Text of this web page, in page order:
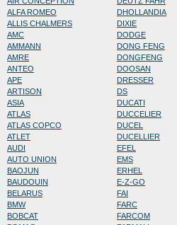
ALFA ROMEO
ALLIS CHALMERS
AMC
AMMANN
AMRE
ANTEO
APE
ARTISON
ASIA
ATLAS
ATLAS COPCO
ATLET
AUDI
AUTO UNION
BAOJUN
BAUDOUIN
BELARUS
BMW
BOBCAT
DHOLLANDIA
DIXIE
DODGE
DONG FENG
DONGFENG
DOOSAN
DRESSER
DS
DUCATI
DUCCELIER
DUCEL
DUCELLIER
EFEL
EMS
ERHEL
E-Z-GO
FAI
FARC
FARCOM